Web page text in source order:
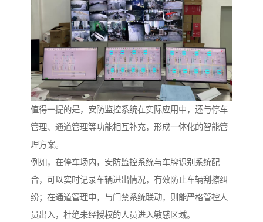
值得一提的是，安防监控系统在实际应用中，还与停车
管理、通道管理等功能相互补充，形成一体化的智能管
理方案。
例如，在停车场内，安防监控系统与车牌识别系统配
合，可以实时记录车辆进出情况，有效防止车辆刮擦纠
纷；在通道管理中，与门禁系统联动，则能严格管控人
员出入，杜绝未经授权的人员进入敏感区域。